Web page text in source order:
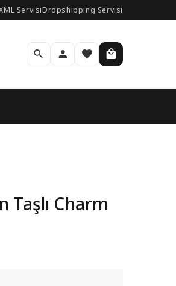
ServisiDropshipping Servisi
Seti
Taşlı Charm